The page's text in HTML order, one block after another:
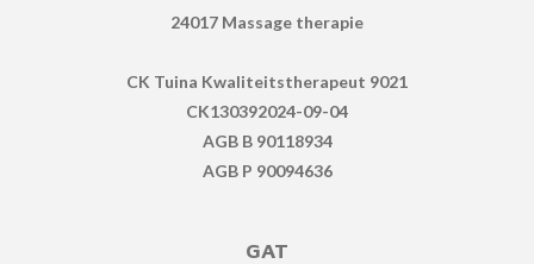
24017 Massage therapie
CK Tuina Kwaliteitstherapeut 9021
CK130392024-09-04
AGB B 90118934
AGB P 90094636
GAT